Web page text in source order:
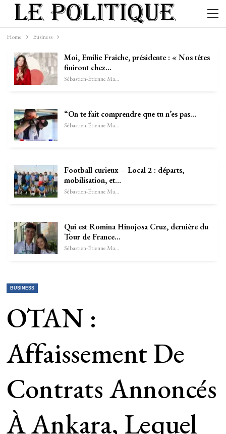
Home Business
Moi, Emilie Fraiche, présidente : « Nos têtes
finiront chez…
Sébastien-Étienne Marechal
“On te fait comprendre que tu n’es pas…
Sébastien-Étienne Marechal
Football curieux – Local 2 : départs,
mobilisation, et…
Sébastien-Étienne Marechal
Qui est Romina Hinojosa Cruz, dernière du
Tour de France…
Sébastien-Étienne Marechal
BUSINESS
OTAN :
Affaissement De
Contrats Annoncés
À Ankara, Lequel